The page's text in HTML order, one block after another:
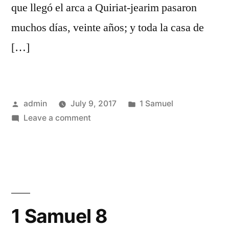
que llegó el arca a Quiriat-jearim pasaron
muchos días, veinte años; y toda la casa de
[…]
Posted
by
admin July 9, 2017
Posted
1 Samuel
Leave a commenton
1 Samuel 8